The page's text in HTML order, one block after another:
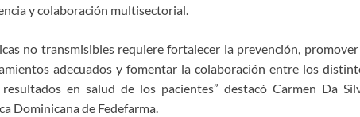
y colaboración multisectorial.
no transmisibles requiere fortalecer la prevención, promover
adecuados y fomentar la colaboración entre los
en salud de los pacientes” destacó Carmen Da
Dominicana de Fedefarma.